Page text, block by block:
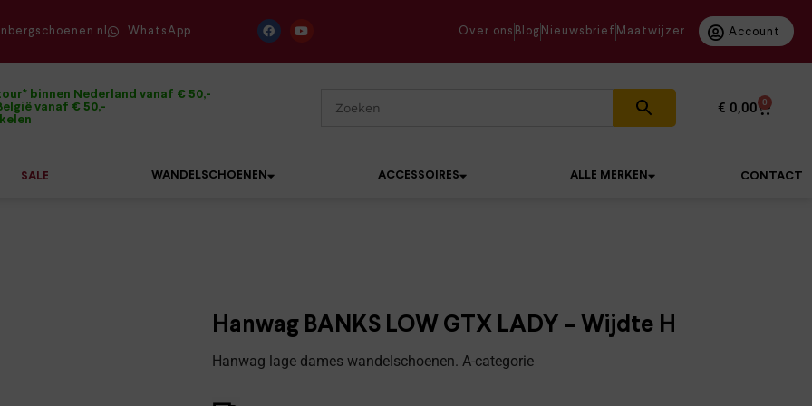
WhatsApp Over ons Blog Nieuwsbrief Maatwijzer Account
binnen Nederland vanaf € 50,-
vanaf € 50,-
€ 0,00 0
SALE WANDELSCHOENEN ACCESSOIRES ALLE MERKEN CONTACT
Hanwag BANKS LOW GTX LADY – Wijdte H
Hanwag lage dames wandelschoenen. A-categorie